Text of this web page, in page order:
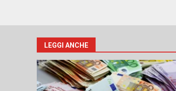
LEGGI ANCHE